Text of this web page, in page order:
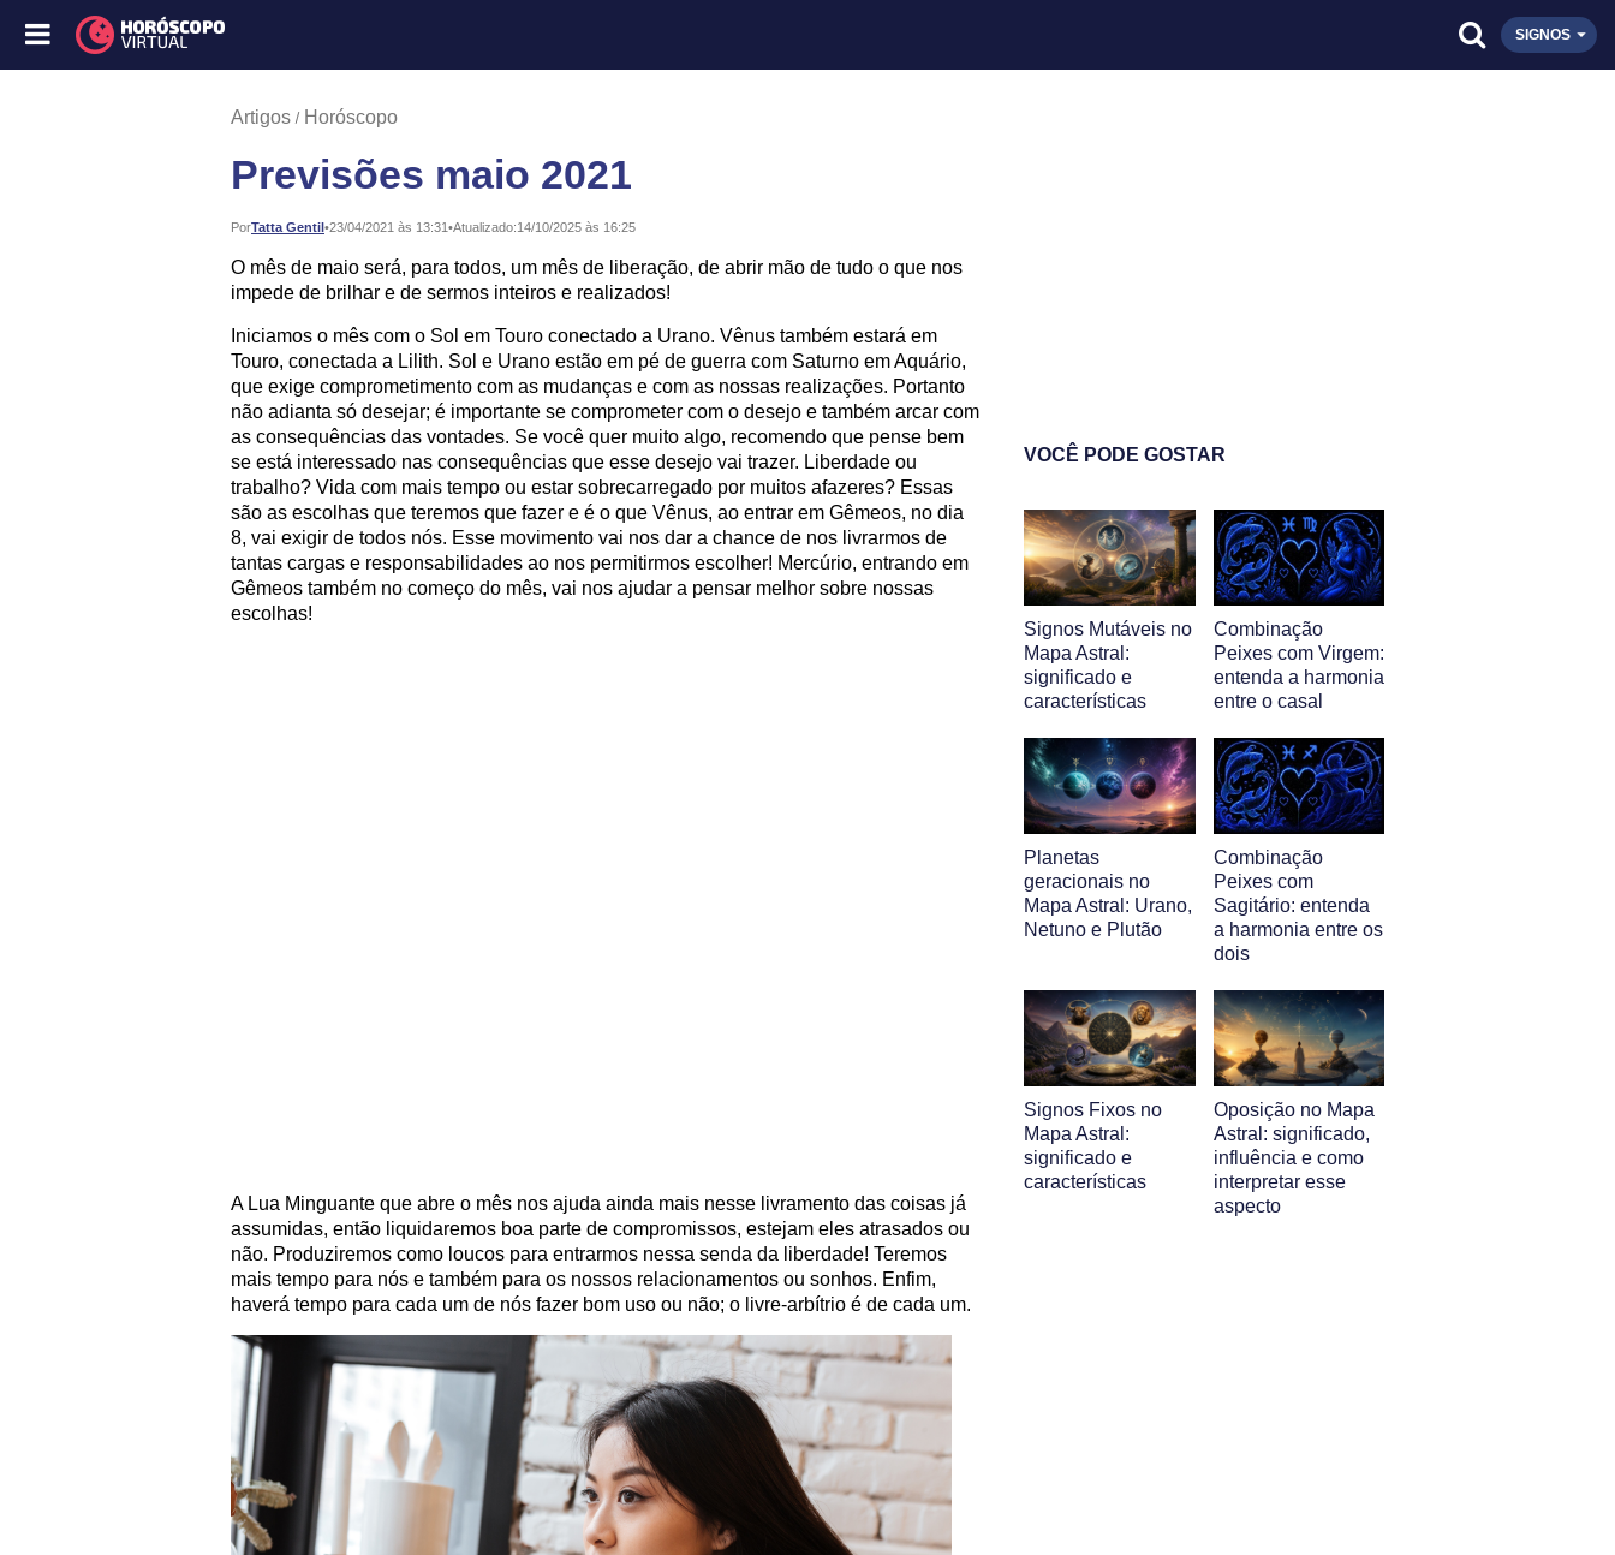
SIGNOS
Artigos Horóscopo
Previsões maio 2021
PorTatta Gentil•
Publicado: 23/04/2021 às 13:31•Atualizado:14/10/2025 às 16:25
O mês de maio será, para todos, um mês de liberação, de abrir mão de tudo o que nos
impede de brilhar e de sermos inteiros e realizados!
Iniciamos o mês com o Sol em Touro conectado a Urano. Vênus também estará em
Touro, conectada a Lilith. Sol e Urano estão em pé de guerra com Saturno em Aquário,
que exige comprometimento com as mudanças e com as nossas realizações. Portanto
não adianta só desejar; é importante se comprometer com o desejo e também arcar com
as consequências das vontades. Se você quer muito algo, recomendo que pense bem
se está interessado nas consequências que esse desejo vai trazer. Liberdade ou
trabalho? Vida com mais tempo ou estar sobrecarregado por muitos afazeres? Essas
são as escolhas que teremos que fazer e é o que Vênus, ao entrar em Gêmeos, no dia
8, vai exigir de todos nós. Esse movimento vai nos dar a chance de nos livrarmos de
tantas cargas e responsabilidades ao nos permitirmos escolher! Mercúrio, entrando em
Gêmeos também no começo do mês, vai nos ajudar a pensar melhor sobre nossas
escolhas!
A Lua Minguante que abre o mês nos ajuda ainda mais nesse livramento das coisas já
assumidas, então liquidaremos boa parte de compromissos, estejam eles atrasados ou
não. Produziremos como loucos para entrarmos nessa senda da liberdade! Teremos
mais tempo para nós e também para os nossos relacionamentos ou sonhos. Enfim,
haverá tempo para cada um de nós fazer bom uso ou não; o livre-arbítrio é de cada um.
VOCÊ PODE GOSTAR
Signos Mutáveis no
Mapa Astral:
significado e
características
Combinação
Peixes com Virgem:
entenda a harmonia
entre o casal
Planetas
geracionais no
Mapa Astral: Urano,
Netuno e Plutão
Combinação
Peixes com
Sagitário: entenda
a harmonia entre os
dois
Signos Fixos no
Mapa Astral:
significado e
características
Oposição no Mapa
Astral: significado,
influência e como
interpretar esse
aspecto